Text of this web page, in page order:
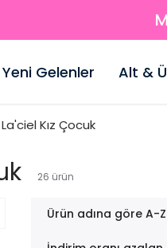
Yeni Gelenler Alt &
La'ciel Kız Çocuk
26 ürün
Ürün adına göre A-Z